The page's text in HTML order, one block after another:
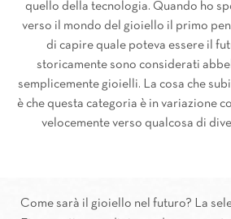
quello della tecnologia. Quando ho
verso il mondo del gioiello il primo
di capire quale poteva essere il
storicamente sono considerati
semplicemente gioielli. La cosa che
è che questa categoria è in variazione
velocemente verso qualcosa di
Come sarà il gioiello nel futuro? La